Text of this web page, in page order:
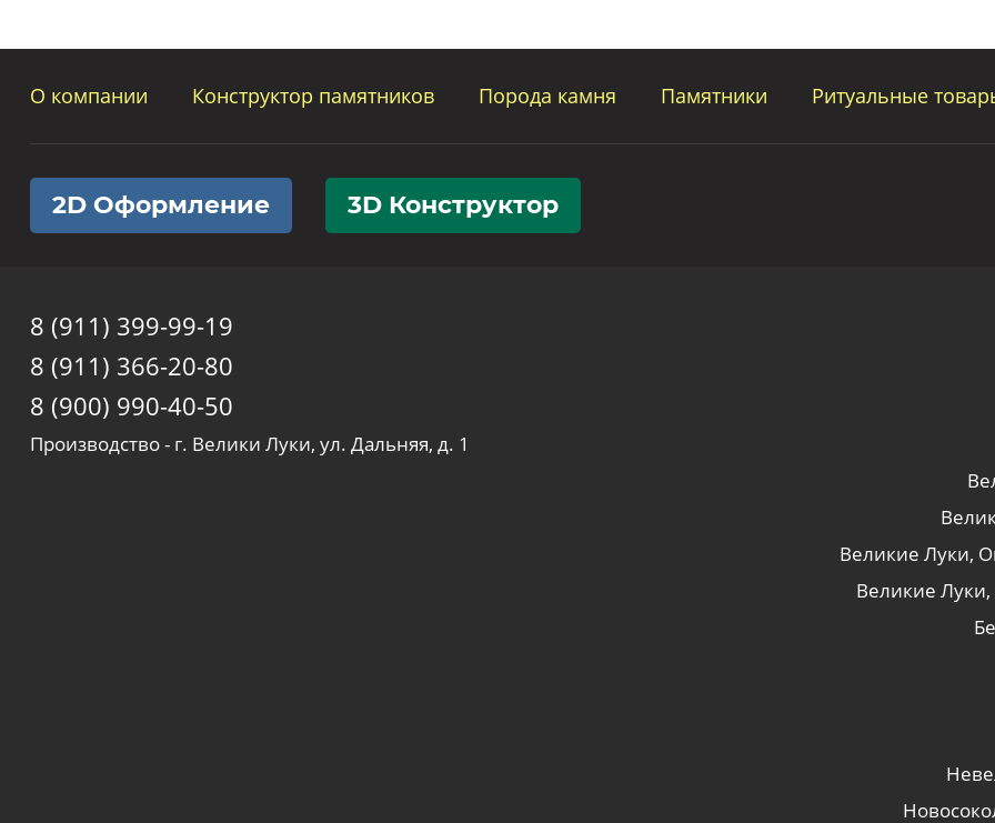
О компании Конструктор памятников Порода камня Памятники Ритуальные
2D Оформление 3D Конструктор
8 (911) 399-99-19
8 (911) 366-20-80
8 (900) 990-40-50
Производство - г. Велики Луки, ул. Дальняя, д. 1
Великие Луки,
Великие Луки,